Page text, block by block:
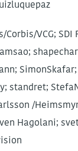
Corbis/VCG;
standret;
/
Hagolani;